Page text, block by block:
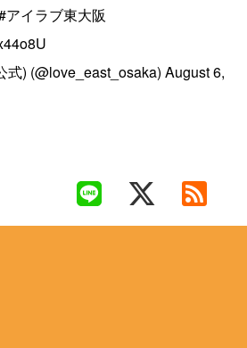
アイラブ東大阪
式) (@love_east_osaka)August 6,